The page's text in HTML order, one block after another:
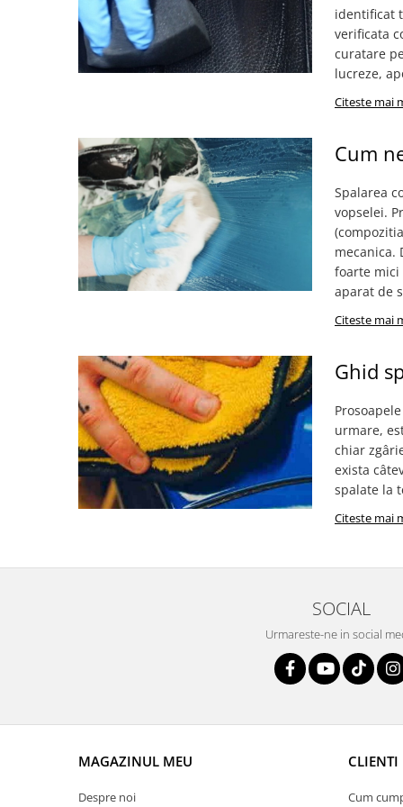
DETAILING RAPID EXTERIOR
Solutii detailing rapid
Accesorii detailing rapid
identificat
verificata
curatare
lucreze,
Citeste mai
Cum
Spalarea
vopselei.
mecanica.
foarte mici
aparat de
Citeste mai
Ghid
urmare,
chiar
exista
spalate la
Citeste mai
SOCIAL
Urmareste-ne in social
MAGAZINUL MEU
Despre noi
CLIENTI
Cum